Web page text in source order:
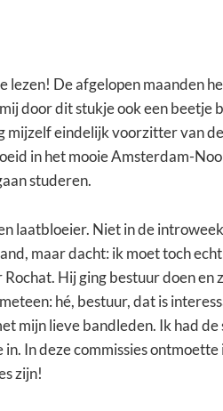
lezen! De afgelopen maanden
door dit stukje ook een beetje
mijzelf eindelijk voorzitter van
in het mooie Amsterdam-
studeren.
laatbloeier. Niet in de
maar dacht: ik moet toch
Hij ging bestuur doen en
hé, bestuur, dat is
mijn lieve bandleden. Ik had
in. In deze commissies
zijn!